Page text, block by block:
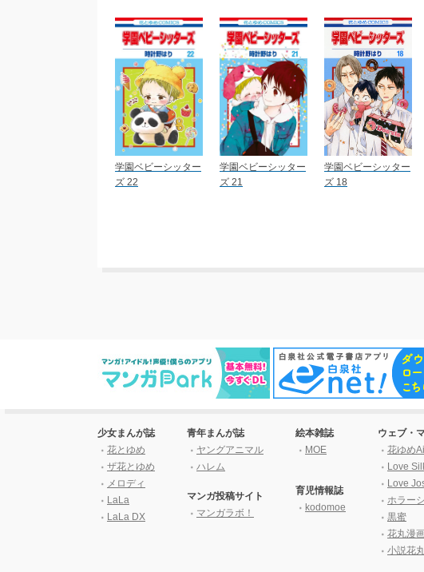
学園ベビーシッター
ズ 22
学園ベビーシッター
ズ 21
学園ベビーシッター
ズ 18
少女まんが誌
花とゆめ
ザ花とゆめ
メロディ
LaLa
LaLa DX
青年まんが誌
ヤングアニマル
ハレム
マンガ投稿サイト
マンガラボ！
絵本雑誌
MOE
育児情報誌
kodomoe
ウェブ・
花ゆめAi
Love
Love
ホラー
黒蜜
花丸漫
小説花